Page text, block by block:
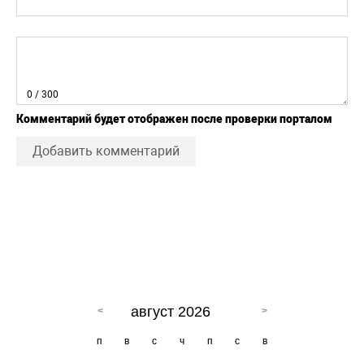
0 / 300
Комментарий будет отображен после проверки порталом
Добавить комментарий
август 2026
п в с ч п с в